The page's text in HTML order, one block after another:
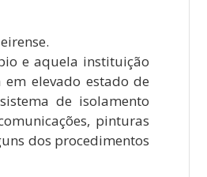
e aquela instituição
elevado estado de
de isolamento
pinturas
dos procedimentos